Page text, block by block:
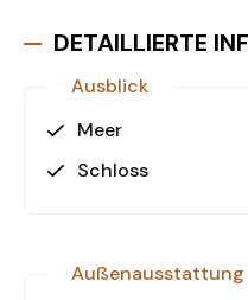
• Innen- und
• Türkisches Bad,
und Wellness
DETAILLIERTE
Ausblick
Meer
Schloss
Außenausstattung